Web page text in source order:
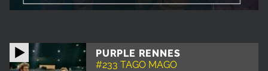
PURPLE RENNES
#233 TAGO MAGO